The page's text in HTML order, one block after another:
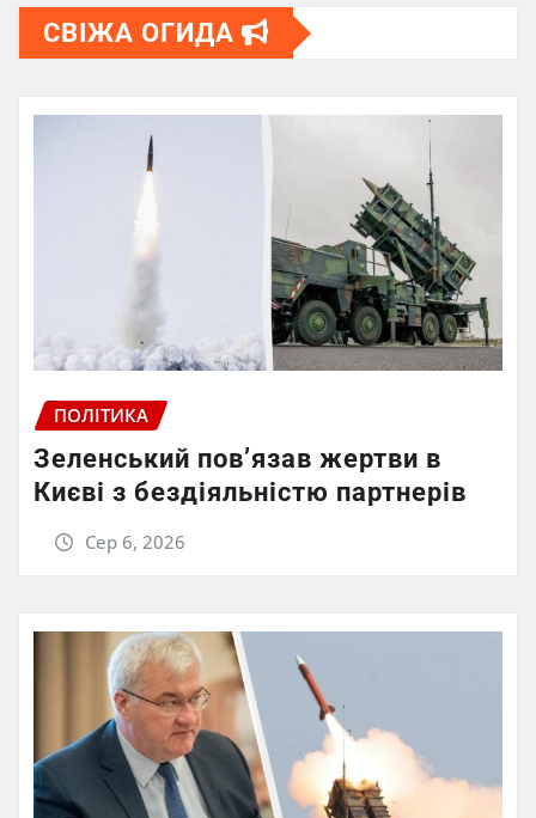
СВІЖА ОГИДА
ПОЛІТИКА
Зеленський пов’язав жертви в
Києві з бездіяльністю партнерів
Сер 6, 2026